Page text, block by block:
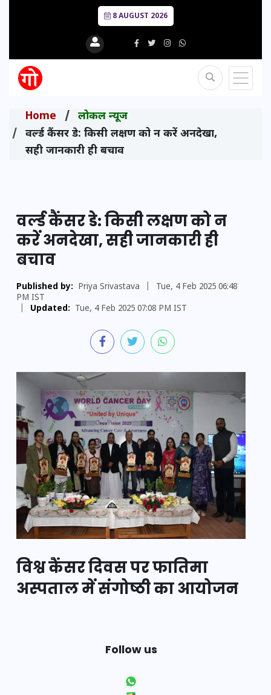
8 AUGUST 2026
Home
लोकल न्यूज
वर्ल्ड कैंसर डे: किसी लक्षण को न करें अनदेखा,
सही जानकारी ही बचाव
वर्ल्ड कैंसर डे: किसी लक्षण को न
करें अनदेखा, सही जानकारी ही
बचाव
Published by: Priya Srivastava
Tue, 4 Feb 2025 06:48
PM IST
Updated: Tue, 4 Feb 2025 07:08 PM IST
विश्व कैंसर दिवस पर फातिमा
अस्पताल में संगोष्ठी का आयोजन
Follow us